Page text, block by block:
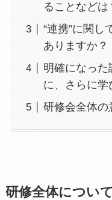
ることなどは
“連携”に関し
ありますか？
明確になっ
に、さらに学
研修会全体の
研修全体につい